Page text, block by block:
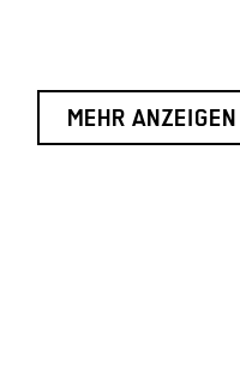
MEHR ANZEIGEN